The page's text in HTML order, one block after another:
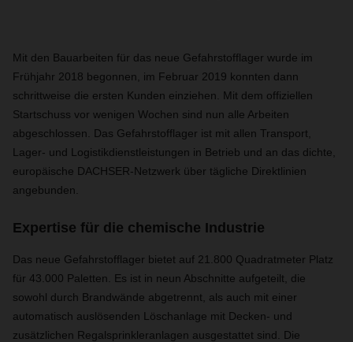
Mit den Bauarbeiten für das neue Gefahrstofflager wurde im
Frühjahr 2018 begonnen, im Februar 2019 konnten dann
schrittweise die ersten Kunden einziehen. Mit dem offiziellen
Startschuss vor wenigen Wochen sind nun alle Arbeiten
abgeschlossen. Das Gefahrstofflager ist mit allen Transport,
Lager- und Logistikdienstleistungen in Betrieb und an das dichte,
europäische DACHSER-Netzwerk über tägliche Direktlinien
angebunden.
Expertise für die chemische Industrie
Das neue Gefahrstofflager bietet auf 21.800 Quadratmeter Platz
für 43.000 Paletten. Es ist in neun Abschnitte aufgeteilt, die
sowohl durch Brandwände abgetrennt, als auch mit einer
automatisch auslösenden Löschanlage mit Decken- und
zusätzlichen Regalsprinkleranlagen ausgestattet sind. Die